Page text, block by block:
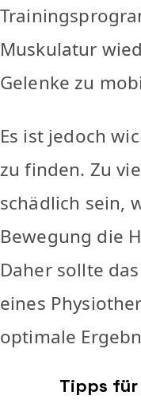
Muskulatur
Gelenke zu
Es ist jedoch
zu finden. Zu
schädlich sein,
Bewegung die
Daher sollte
eines
optimale
Tipps